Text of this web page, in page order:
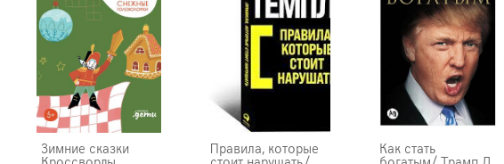
Зимние сказки Правила, которые Как стать